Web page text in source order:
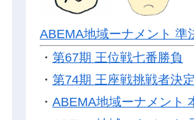
ABEMA地域ーナメント 準
・ 第67期 王位戦七番勝負
・ 第74期 王座戦挑戦者決
・ ABEMA地域ーナメント